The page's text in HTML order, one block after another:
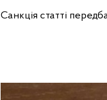
Санкція статті